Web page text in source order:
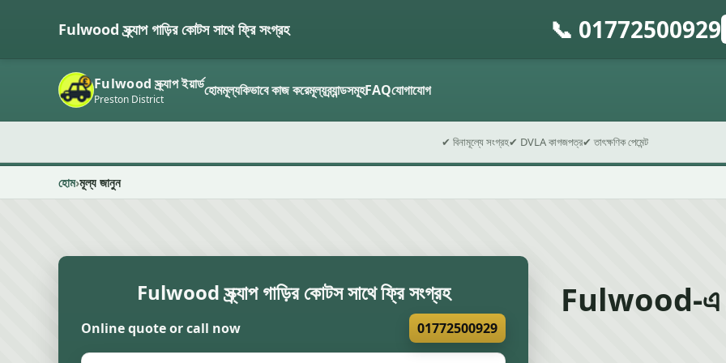
Fulwood স্ক্র্যাপ গাড়ির কোটস সাথে ফ্রি সংগ্রহ 📞 01772500929
Fulwood স্ক্র্যাপ ইয়ার্ড
Preston District হোমমূল্যকিভাবে কাজ করেমূল্যব্র্যান্ডসমূহFAQযোগাযোগ
✔ বিনামূল্যে সংগ্রহ✔ DVLA কাগজপত্র✔ তাৎক্ষণিক পেমেন্ট
হোম মূল্য জানুন
Fulwood স্ক্র্যাপ গাড়ির কোটস সাথে ফ্রি সংগ্রহ
Online quote or call now 01772500929
Fulwood-এ